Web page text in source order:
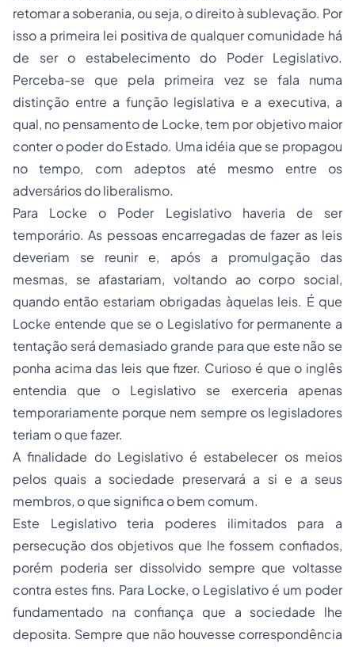
retomar a soberania, ou seja, o direito à sublevação. Por
isso a primeira lei positiva de qualquer comunidade há
de ser o estabelecimento do Poder Legislativo.
Perceba-se que pela primeira vez se fala numa
distinção entre a função legislativa e a executiva, a
qual, no pensamento de Locke, tem por objetivo maior
conter o poder do Estado. Uma idéia que se propagou
no tempo, com adeptos até mesmo entre os
adversários do liberalismo.
Para Locke o Poder Legislativo haveria de ser
temporário. As pessoas encarregadas de fazer as leis
deveriam se reunir e, após a promulgação das
mesmas, se afastariam, voltando ao corpo social,
quando então estariam obrigadas àquelas leis. É que
Locke entende que se o Legislativo for permanente a
tentação será demasiado grande para que este não se
ponha acima das leis que fizer. Curioso é que o inglês
entendia que o Legislativo se exerceria apenas
temporariamente porque nem sempre os legisladores
teriam o que fazer.
A finalidade do Legislativo é estabelecer os meios
pelos quais a sociedade preservará a si e a seus
membros, o que significa o bem comum.
Este Legislativo teria poderes ilimitados para a
persecução dos objetivos que lhe fossem confiados,
porém poderia ser dissolvido sempre que voltasse
contra estes fins. Para Locke, o Legislativo é um poder
fundamentado na confiança que a sociedade lhe
deposita. Sempre que não houvesse correspondência